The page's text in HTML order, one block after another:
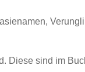
Diese sind im